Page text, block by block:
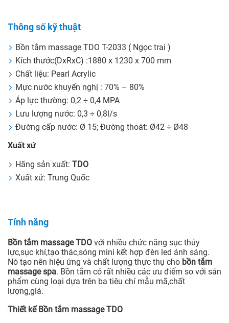
Thông số kỹ thuật
Bồn tắm massage TDO T-2033 ( Ngọc trai )
Kích thước(DxRxC) :1880 x 1230 x 700 mm
Chất liệu: Pearl Acrylic
Mực nước khuyến nghị : 70% – 80%
Áp lực thường: 0,2 ÷ 0,4 MPA
Lưu lượng nước: 0,3 ÷ 0,8l/s
Đường cấp nước: Ø 15; Đường thoát: Ø42 ÷ Ø48
Xuất xứ
Hãng sản xuất: TDO
Xuất xứ: Trung Quốc
Tính năng
Bồn tắm massage TDO với nhiều chức năng sục thủy
lực,sục khí,tạo thác,sóng mini kết hợp đèn led ánh sáng.
Nó tạo nên hiệu ứng và chất lượng thực thụ cho bồn tắm
massage spa. Bồn tắm có rất nhiều các ưu điểm so với sản
phẩm cùng loại dựa trên ba tiêu chí mẫu mã,chất
lượng,giá.
Thiết kế Bồn tắm massage TDO